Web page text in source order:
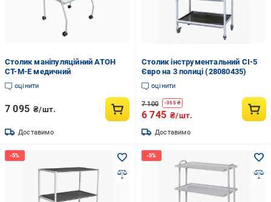
Столик маніпуляційний АТОН
СТ-М-Е медичний
оцінити
7 095 ₴/шт.
Доставимо
Столик інструментальний СІ-5
Євро на 3 полиці (28080435)
оцінити
7 100 -355₴
6 745 ₴/шт.
Доставимо